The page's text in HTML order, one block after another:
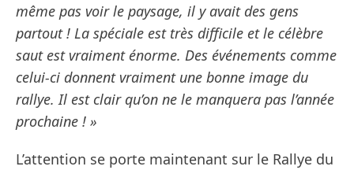
même pas voir le paysage, il y avait des gens
partout ! La spéciale est très difficile et le célèbre
saut est vraiment énorme. Des événements comme
celui-ci donnent vraiment une bonne image du
rallye. Il est clair qu’on ne le manquera pas l’année
prochaine ! »
L’attention se porte maintenant sur le Rallye du